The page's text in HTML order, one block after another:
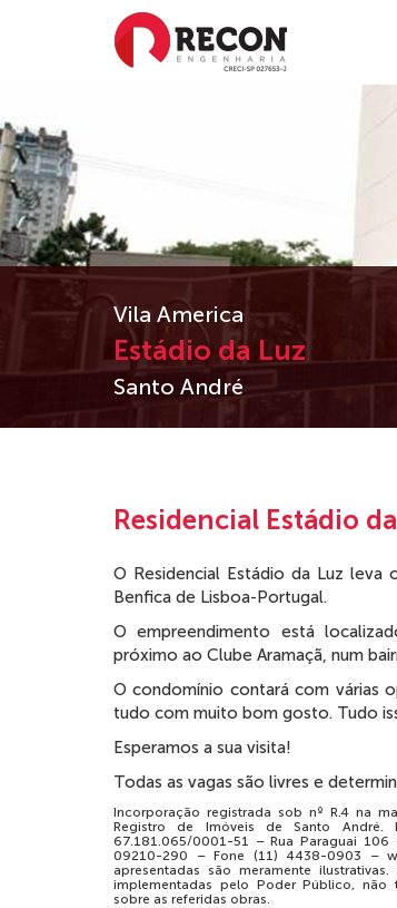
Vila America
Estádio da Luz
Santo André
Residencial Estádio
O Residencial Estádio da Luz
Benfica de Lisboa-Portugal.
O empreendimento está
próximo ao Clube Aramaçã, num
O condomínio contará com várias
tudo com muito bom gosto. Tudo
Esperamos a sua visita!
Todas as vagas são livres e
Incorporação registrada sob nº R.4 na
Registro de Imóveis de Santo André.
67.181.065/0001-51 – Rua Paraguai
09210-290 – Fone (11) 4438-0903 –
apresentadas são meramente
implementadas pelo Poder Público, não
sobre as referidas obras.